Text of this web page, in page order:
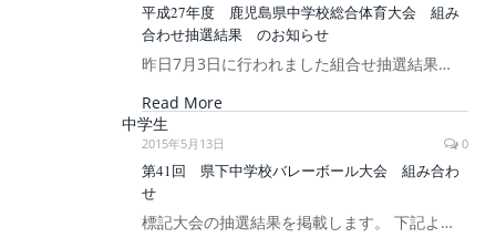
平成27年度 鹿児島県中学校総合体育大会 組み
合わせ抽選結果 のお知らせ
昨日7月3日に行われました組合せ抽選結果…
Read More
中学生
2015年5月13日 0
第41回 県下中学校バレーボール大会 組み合わ
せ
標記大会の抽選結果を掲載します。 下記よ…